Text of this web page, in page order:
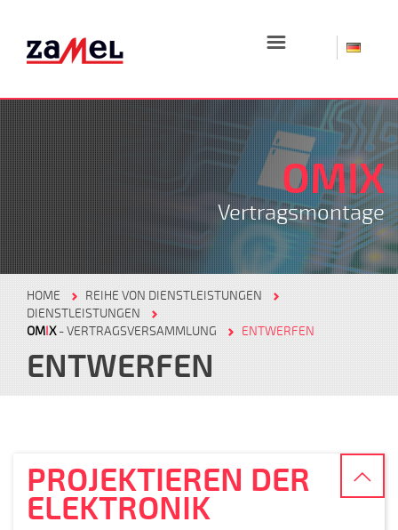
☰
OMIX
Vertragsmontage
HOME
REIHE VON DIENSTLEISTUNGEN
DIENSTLEISTUNGEN
OMIX- VERTRAGSVERSAMMLUNG ENTWERFEN
ENTWERFEN
PROJEKTIEREN DER
ELEKTRONIK